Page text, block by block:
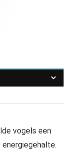
vogels een